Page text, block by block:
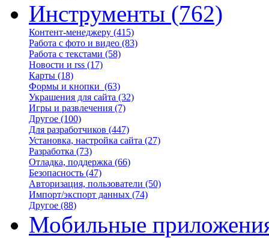
Инструменты (762)
Контент-менеджеру (415)
Работа с фото и видео (83)
Работа с текстами (58)
Новости и rss (17)
Карты (18)
Формы и кнопки (63)
Украшения для сайта (32)
Игры и развлечения (7)
Другое (100)
Для разработчиков (447)
Установка, настройка сайта (27)
Разработка (73)
Отладка, поддержка (66)
Безопасность (47)
Авторизация, пользователи (50)
Импорт/экспорт данных (74)
Другое (88)
Мобильные